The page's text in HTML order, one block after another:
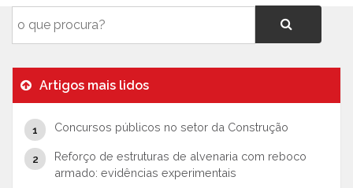
Artigos mais lidos
Concursos públicos no setor da Construção
Reforço de estruturas de alvenaria com reboco
armado: evidências experimentais